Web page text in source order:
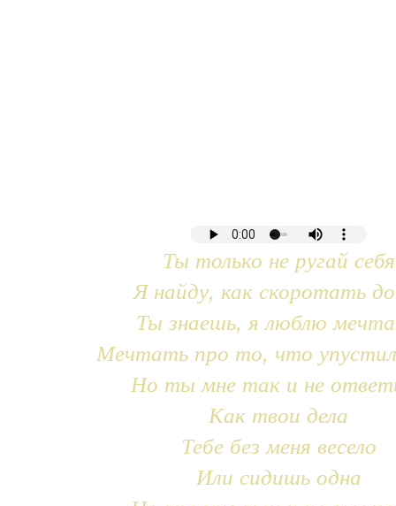
Ты только не ругай себя
Я найду, как скоротать
Ты знаешь, я люблю
Мечтать про то, что
Но ты мне так и не
Как твои дела
Тебе без меня весело
Или сидишь одна